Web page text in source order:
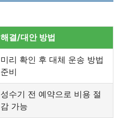
해결/대안 방법
미리 확인 후 대체 운송 방법
준비
성수기 전 예약으로 비용 절
감 가능